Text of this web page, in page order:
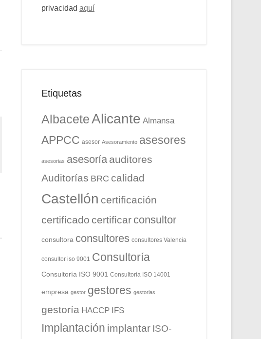
privacidad aquí
Etiquetas
AlbaceteAlicante Almansa
APPCC asesor Asesoramiento asesores
asesorias asesoría auditores
Auditorías BRC calidad
Castellón certificación
certificado certificar consultor
consultora consultores consultores Valencia
consultor iso 9001 Consultoría
Consultoría ISO 9001 Consultoría ISO 14001
empresa gestor gestores gestorias
gestoría HACCP IFS
Implantación implantar ISO-